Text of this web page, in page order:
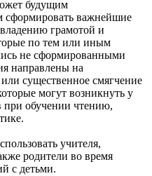
будущим
сформировать важнейшие
грамотой и
по тем или иным
не сформированными
направлены на
существенное смягчение
могут возникнуть у
при обучении чтению,
учителя,
родители во время
с детьми.